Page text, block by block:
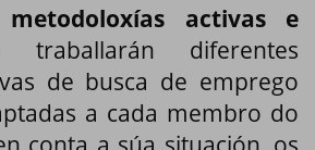
metodoloxías activas e
traballarán diferentes
de busca de emprego
a cada membro do
conta a súa situación, os